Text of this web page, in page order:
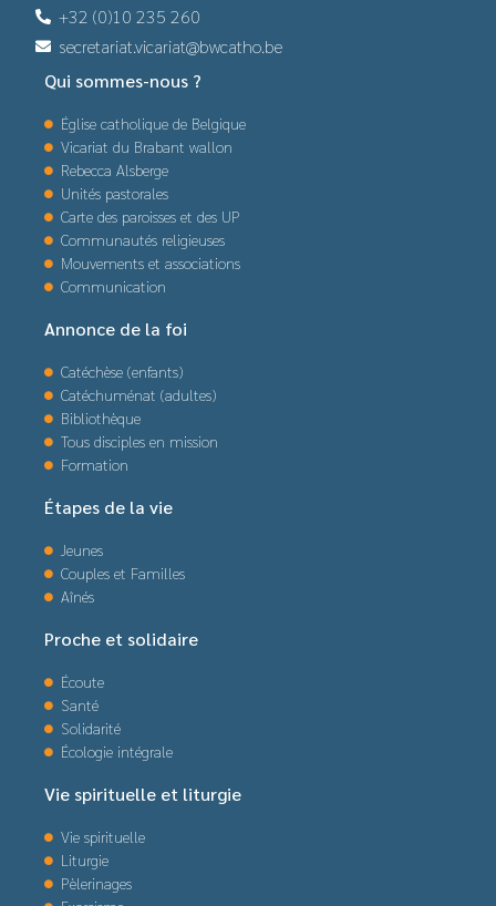
+32 (0)10 235 260
secretariat.vicariat@bwcatho.be
Qui sommes-nous ?
Église catholique de Belgique
Vicariat du Brabant wallon
Rebecca Alsberge
Unités pastorales
Carte des paroisses et des UP
Communautés religieuses
Mouvements et associations
Communication
Annonce de la foi
Catéchèse (enfants)
Catéchuménat (adultes)
Bibliothèque
Tous disciples en mission
Formation
Étapes de la vie
Jeunes
Couples et Familles
Aînés
Proche et solidaire
Écoute
Santé
Solidarité
Écologie intégrale
Vie spirituelle et liturgie
Vie spirituelle
Liturgie
Pèlerinages